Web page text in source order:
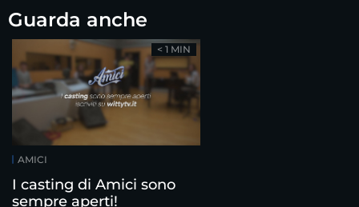
Guarda anche
AMICI
I casting di Amici sono
sempre aperti!
< 1 MIN